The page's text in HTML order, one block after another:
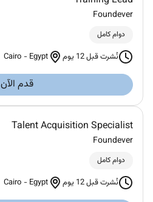
Foundever
دوام كامل
نُشرت قبل 12 يوم Cairo - Egypt
قدم الآن
Talent Acquisition Specialist
Foundever
دوام كامل
نُشرت قبل 12 يوم Cairo - Egypt